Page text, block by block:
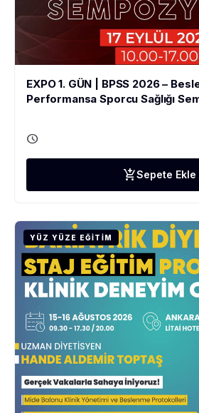
EXPO 1. GÜN | BPSS 2026 –
Performansa Sporcu Sağlığı
schedule
add_shopping_cartSepete Ekle
YÜZ YÜZE EĞITIM